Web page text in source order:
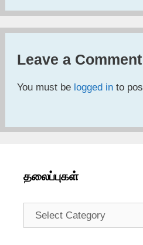
Leave a Comment
You must be logged in to
தலைப்புகள்
தலைப்புகள்